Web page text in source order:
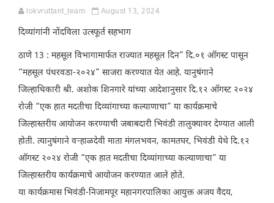
lokvruttant_team August 13, 2024
दिव्यांगांनी नोंदविला उत्स्फूर्त सहभाग
ठाणे 13 : महसूल विभागामार्फत राज्यात महसूल दिन” दि.०१ ऑगस्ट पासून
“महसूल पंधरवडा-२०२४” साजरा करण्यात येत आहे. यानुषंगाने
जिल्हाधिकारी श्री. अशोक शिनगारे यांच्या आदेशानुसार दि.१२ ऑगस्ट २०२४
रोजी “एक हात मदतीचा दिव्यांगाच्या कल्याणाचा” या कार्यक्रमाचे
जिल्हास्तरीय आयोजन करण्याची जबाबदारी भिवंडी तालुक्यावर देण्यात आली
होती. त्यानुषंगाने वऱ्हाळदेवी माता मंगलभवन, कामतघर, भिवंडी येथे दि.१२
ऑगस्ट २०२४ रोजी “एक हात मदतीचा दिव्यांगाच्या कल्याणाचा” या
जिल्हास्तरीय कार्यक्रमाचे आयोजन करण्यात आले होते.
या कार्यक्रमास भिवंडी-निजामपूर महानगरपालिका आयुक्त अजय वैदय,